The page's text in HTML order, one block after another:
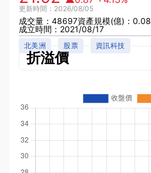
更新時間：2026/08/05
成交量：48697資產規模(億)：0.08
成立時間：2021/08/17
北美洲 股票 資訊科技
折溢價